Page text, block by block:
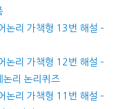
논리 가책형 13번 해설 –
논리 가책형 12번 해설 –
리 논리퀴즈
논리 가책형 11번 해설 –